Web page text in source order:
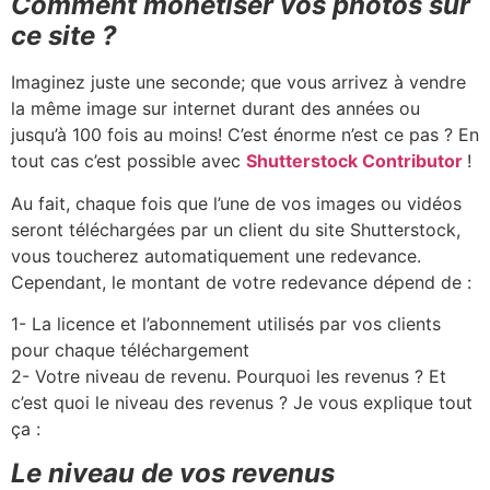
ce site ?
Imaginez juste une seconde; que vous arrivez à vendre
la même image sur internet durant des années ou
jusqu’à 100 fois au moins! C’est énorme n’est ce pas ? En
tout cas c’est possible avec Shutterstock Contributor !
Au fait, chaque fois que l’une de vos images ou vidéos
seront téléchargées par un client du site Shutterstock,
vous toucherez automatiquement une redevance.
Cependant, le montant de votre redevance dépend de :
1- La licence et l’abonnement utilisés par vos clients
pour chaque téléchargement
2- Votre niveau de revenu. Pourquoi les revenus ? Et
c’est quoi le niveau des revenus ? Je vous explique tout
ça :
Le niveau de vos revenus